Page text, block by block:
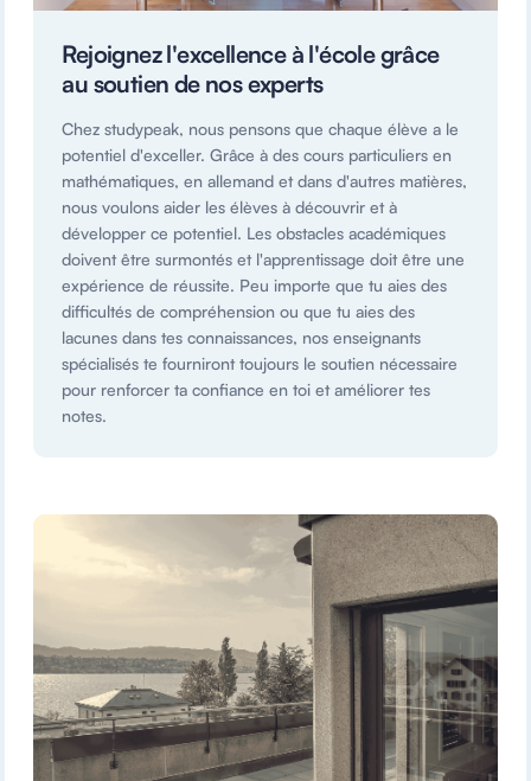
Rejoignez l'excellence à l'école grâce
au soutien de nos experts
Chez studypeak, nous pensons que chaque élève a le
potentiel d'exceller. Grâce à des cours particuliers en
mathématiques, en allemand et dans d'autres matières,
nous voulons aider les élèves à découvrir et à
développer ce potentiel. Les obstacles académiques
doivent être surmontés et l'apprentissage doit être une
expérience de réussite. Peu importe que tu aies des
difficultés de compréhension ou que tu aies des
lacunes dans tes connaissances, nos enseignants
spécialisés te fourniront toujours le soutien nécessaire
pour renforcer ta confiance en toi et améliorer tes
notes.